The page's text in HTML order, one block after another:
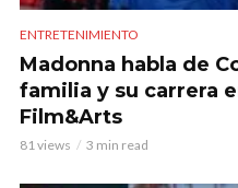
ENTRETENIMIENTO
Madonna habla de
familia y su carrera
Film&Arts
81 views 3 min read